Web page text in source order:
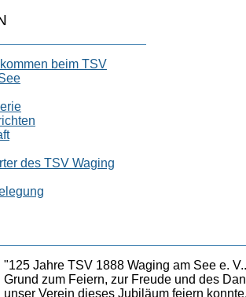
beim TSV
des TSV Waging
"125 Jahre TSV 1888 Waging am See e.
Grund zum Feiern, zur Freude und des
unser Verein dieses Jubiläum feiern